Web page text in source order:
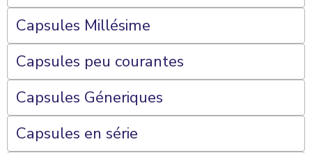
Capsules Millésime
Capsules peu courantes
Capsules Géneriques
Capsules en série